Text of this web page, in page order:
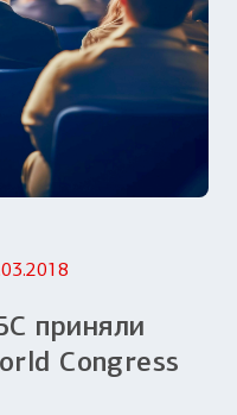
приняли
Congress